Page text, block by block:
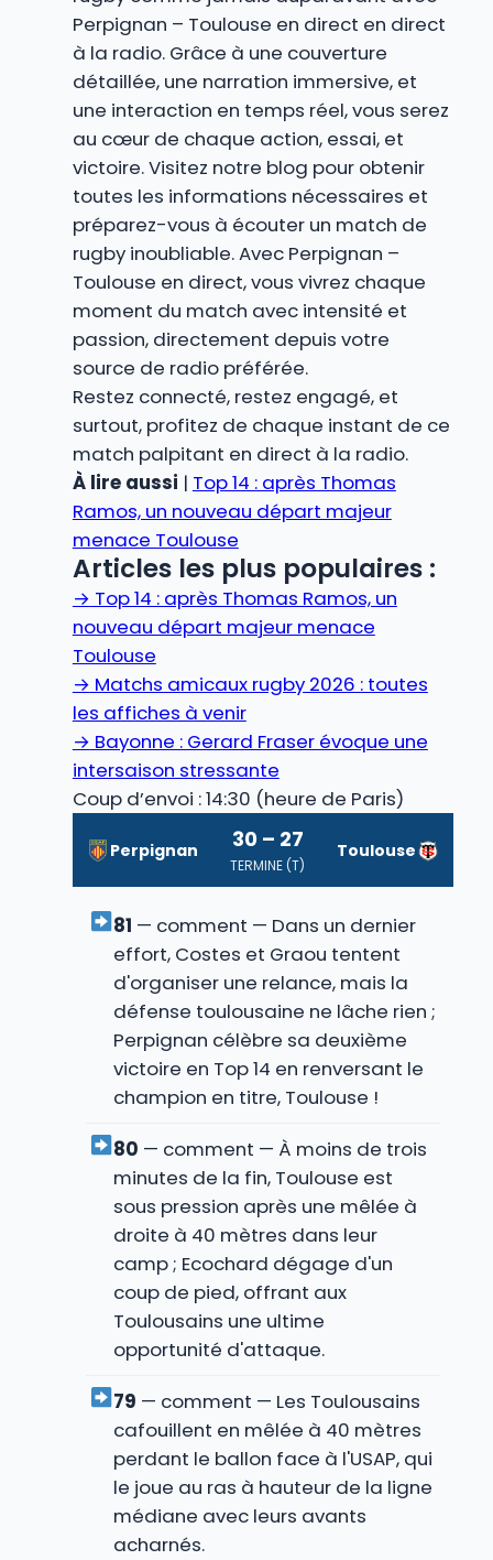
Perpignan – Toulouse en direct en direct
à la radio. Grâce à une couverture
détaillée, une narration immersive, et
une interaction en temps réel, vous serez
au cœur de chaque action, essai, et
victoire. Visitez notre blog pour obtenir
toutes les informations nécessaires et
préparez-vous à écouter un match de
rugby inoubliable. Avec Perpignan –
Toulouse en direct, vous vivrez chaque
moment du match avec intensité et
passion, directement depuis votre
source de radio préférée.
Restez connecté, restez engagé, et
surtout, profitez de chaque instant de ce
match palpitant en direct à la radio.
À lire aussi | Top 14 : après Thomas
Ramos, un nouveau départ majeur
menace Toulouse
Articles les plus populaires :
→ Top 14 : après Thomas Ramos, un
nouveau départ majeur menace
Toulouse
→ Matchs amicaux rugby 2026 : toutes
les affiches à venir
→ Bayonne : Gerard Fraser évoque une
intersaison stressante
Coup d’envoi : 14:30 (heure de Paris)
Perpignan 30 – 27
TERMINE (T)
Toulouse
81 — comment — Dans un dernier
effort, Costes et Graou tentent
d'organiser une relance, mais la
défense toulousaine ne lâche rien ;
Perpignan célèbre sa deuxième
victoire en Top 14 en renversant le
champion en titre, Toulouse !
80 — comment — À moins de trois
minutes de la fin, Toulouse est
sous pression après une mêlée à
droite à 40 mètres dans leur
camp ; Ecochard dégage d'un
coup de pied, offrant aux
Toulousains une ultime
opportunité d'attaque.
79 — comment — Les Toulousains
cafouillent en mêlée à 40 mètres
perdant le ballon face à l'USAP, qui
le joue au ras à hauteur de la ligne
médiane avec leurs avants
acharnés.